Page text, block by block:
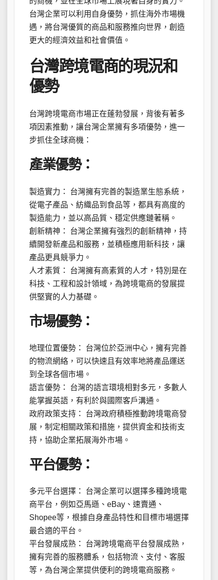
台灣企業可以利用自身優勢，抓住海外市場機
遇，將台灣優質的商品和服務推向世界，創造
更大的經濟效益和社會價值。
台灣跨境電商的現況和
優勢
台灣跨境電商市場正在蓬勃發展，背後有著多
項因素推動，讓台灣企業擁有多項優勢，進一
步抓住全球商機：
產業優勢：
製造實力： 台灣擁有完善的製造業生態系統，
從電子產品、紡織品到食品等，都具有高度的
製造能力，並以高品質、穩定供應鏈著稱。
創新精神： 台灣企業擁有強烈的創新精神，持
續開發新產品和服務，並積極應用新科技，讓
產品更具競爭力。
人才素質： 台灣擁有高素質的人才，特別是在
科技、工程和設計領域，為跨境電商的發展提
供堅實的人力基礎。
市場優勢：
地理位置優勢： 台灣位於亞洲中心，擁有完善
的物流網絡，可以快速且有效率地將產品運送
到全球各個市場。
語言優勢： 台灣的語言環境相對多元，多數人
能掌握英語，有利於與國際客戶溝通。
政府政策支持： 台灣政府積極推動跨境電商發
展，制定相關政策和措施，提供資金和技術支
持，協助企業拓展海外市場。
平台優勢：
多元平台選擇： 台灣企業可以選擇多種跨境電
商平台，例如亞馬遜、eBay、速賣通、
Shopee等，根據自身產品特性和目標市場選擇
最合適的平台。
平台發展成熟： 台灣跨境電商平台發展成熟，
擁有完善的服務體系，包括物流、支付、客服
等，為台灣企業提供便利的跨境電商服務。